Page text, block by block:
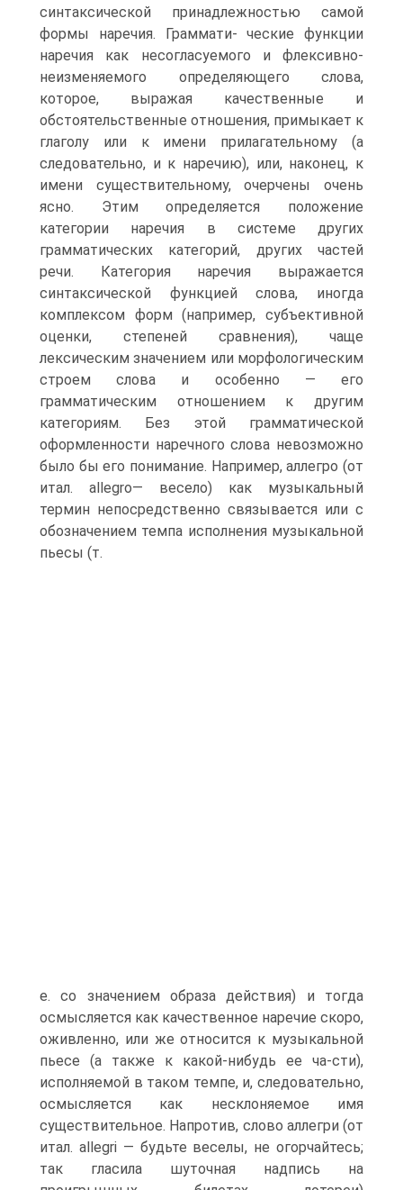
синтаксической принадлежностью самой
формы наречия. Граммати- ческие функции
наречия как несогласуемого и флексивно-
неизменяемого определяющего слова,
которое, выражая качественные и
обстоятельственные отношения, примыкает к
глаголу или к имени прилагательному (а
следовательно, и к наречию), или, наконец, к
имени существительному, очерчены очень
ясно. Этим определяется положение
категории наречия в системе других
грамматических категорий, других частей
речи. Категория наречия выражается
синтаксической функцией слова, иногда
комплексом форм (например, субъективной
оценки, степеней сравнения), чаще
лексическим значением или морфологическим
строем слова и особенно — его
грамматическим отношением к другим
категориям. Без этой грамматической
оформленности наречного слова невозможно
было бы его понимание. Например, аллегро (от
итал. allegro— весело) как музыкальный
термин непосредственно связывается или с
обозначением темпа исполнения музыкальной
пьесы (т.
е. со значением образа действия) и тогда
осмысляется как качественное наречие скоро,
оживленно, или же относится к музыкальной
пьесе (а также к какой-нибудь ее ча-сти),
исполняемой в таком темпе, и, следовательно,
осмысляется как несклоняемое имя
существительное. Напротив, слово аллегри (от
итал. allegri — будьте веселы, не огорчайтесь;
так гласила шуточная надпись на